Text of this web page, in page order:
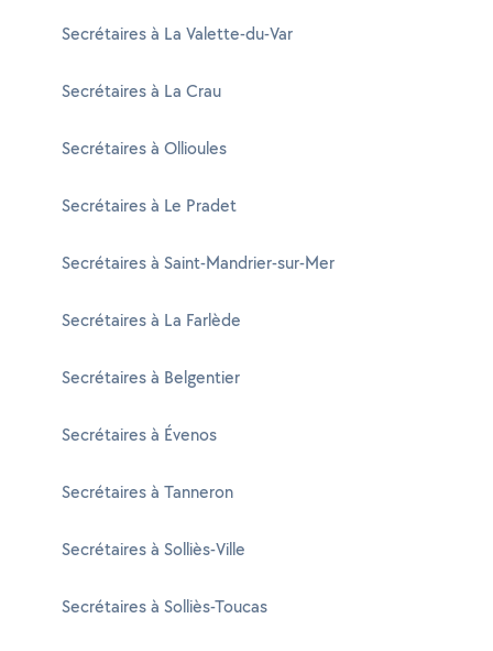
Secrétaires à La Valette-du-Var
Secrétaires à La Crau
Secrétaires à Ollioules
Secrétaires à Le Pradet
Secrétaires à Saint-Mandrier-sur-Mer
Secrétaires à La Farlède
Secrétaires à Belgentier
Secrétaires à Évenos
Secrétaires à Tanneron
Secrétaires à Solliès-Ville
Secrétaires à Solliès-Toucas